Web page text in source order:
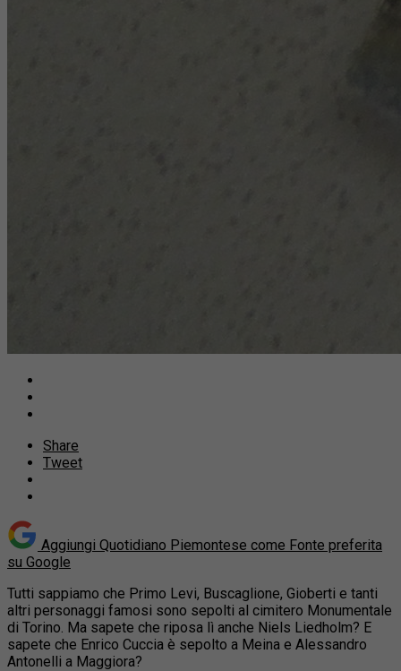
Share
Tweet
Aggiungi Quotidiano Piemontese come Fonte preferita
su Google
Tutti sappiamo che Primo Levi, Buscaglione, Gioberti e tanti
altri personaggi famosi sono sepolti al cimitero Monumentale
di Torino. Ma sapete che riposa lì anche Niels Liedholm? E
sapete che Enrico Cuccia è sepolto a Meina e Alessandro
Antonelli a Maggiora?